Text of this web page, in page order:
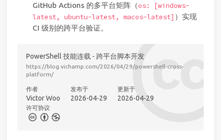
GitHub Actions 的多平台矩阵（os: [windows-
latest, ubuntu-latest, macos-latest] ）实现
CI 级别的跨平台验证。
PowerShell 技能连载 - 跨平台脚本开发
https://blog.vichamp.com/2026/04/29/powershell-cross-
platform/
作者
Victor Woo
发布于
2026-04-29
更新于
2026-04-29
许可协议